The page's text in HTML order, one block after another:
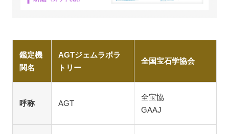
鑑定機
関名
AGTジェムラボラ
トリー
全国宝石学協会
呼称 AGT
全宝協
GAAJ